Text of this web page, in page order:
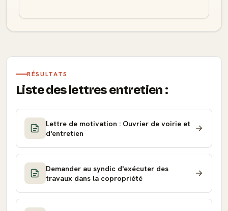
RÉSULTATS
Liste des lettres entretien :
Lettre de motivation : Ouvrier de voirie et
d'entretien
Demander au syndic d'exécuter des
travaux dans la copropriété